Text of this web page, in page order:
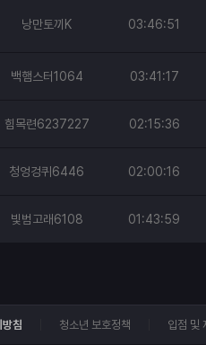
낭만토끼K 03:46:51
백햄스터1064 03:41:17
힘목련6237227 02:15:36
청엉겅퀴6446 02:00:16
빛범고래6108 01:43:59
침 청소년 보호정책 입점 및